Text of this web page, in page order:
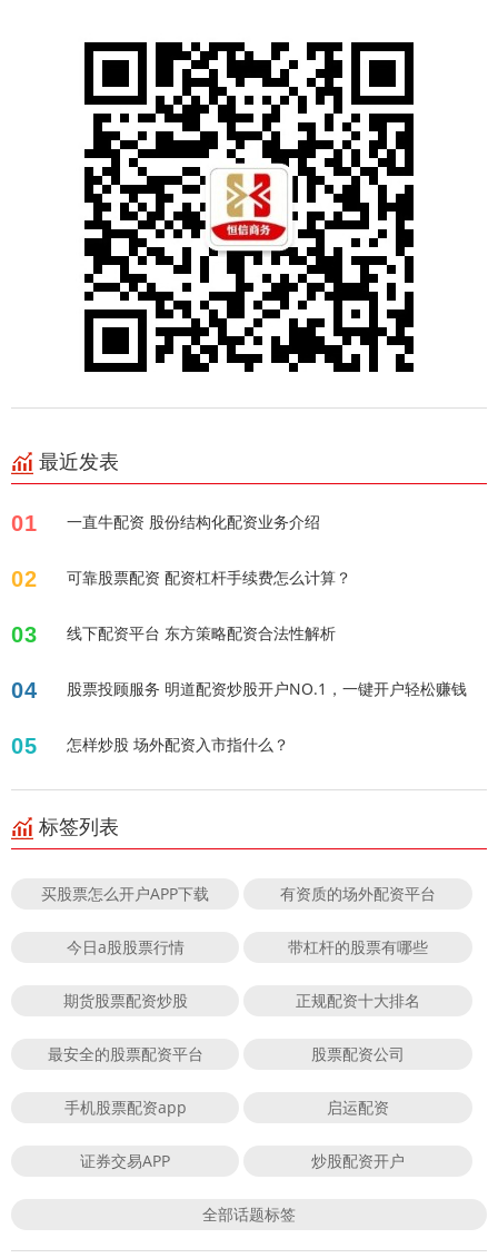
最近发表
01 一直牛配资 股份结构化配资业务介绍
02 可靠股票配资 配资杠杆手续费怎么计算？
03 线下配资平台 东方策略配资合法性解析
04 股票投顾服务 明道配资炒股开户NO.1，一键开户轻松赚钱
05 怎样炒股 场外配资入市指什么？
标签列表
买股票怎么开户APP下载 有资质的场外配资平台
今日a股股票行情 带杠杆的股票有哪些
期货股票配资炒股 正规配资十大排名
最安全的股票配资平台 股票配资公司
手机股票配资app 启运配资
证券交易APP 炒股配资开户
全部话题标签